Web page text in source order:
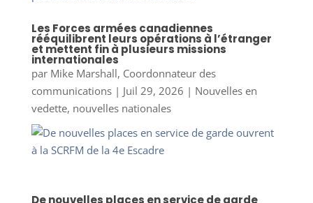
Les Forces armées canadiennes
rééquilibrent leurs opérations à l’étranger
et mettent fin à plusieurs missions
internationales
par Mike Marshall, Coordonnateur des
communications| Juil 29, 2026 | Nouvelles en
vedette, nouvelles nationales